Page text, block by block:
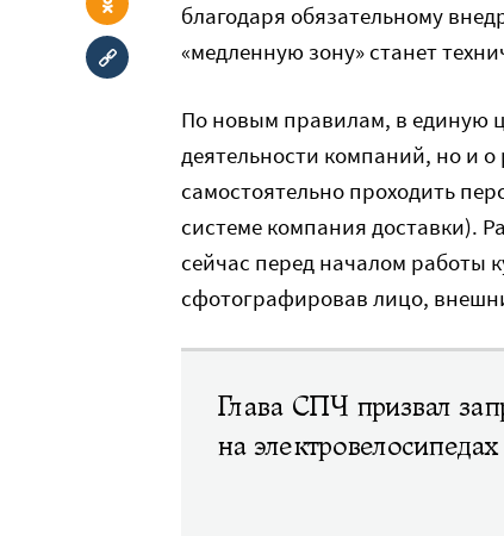
благодаря обязательному
«медленную зону» станет
По новым правилам, в единую
деятельности компаний, но и
самостоятельно проходить
системе компания доставки).
сейчас перед началом работы
сфотографировав лицо,
Глава СПЧ призвал
на